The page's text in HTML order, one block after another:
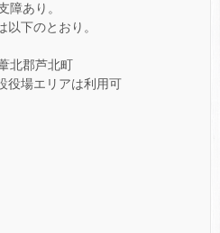
障あり。
以下のとおり。
北郡芦北町
役場エリアは利用可